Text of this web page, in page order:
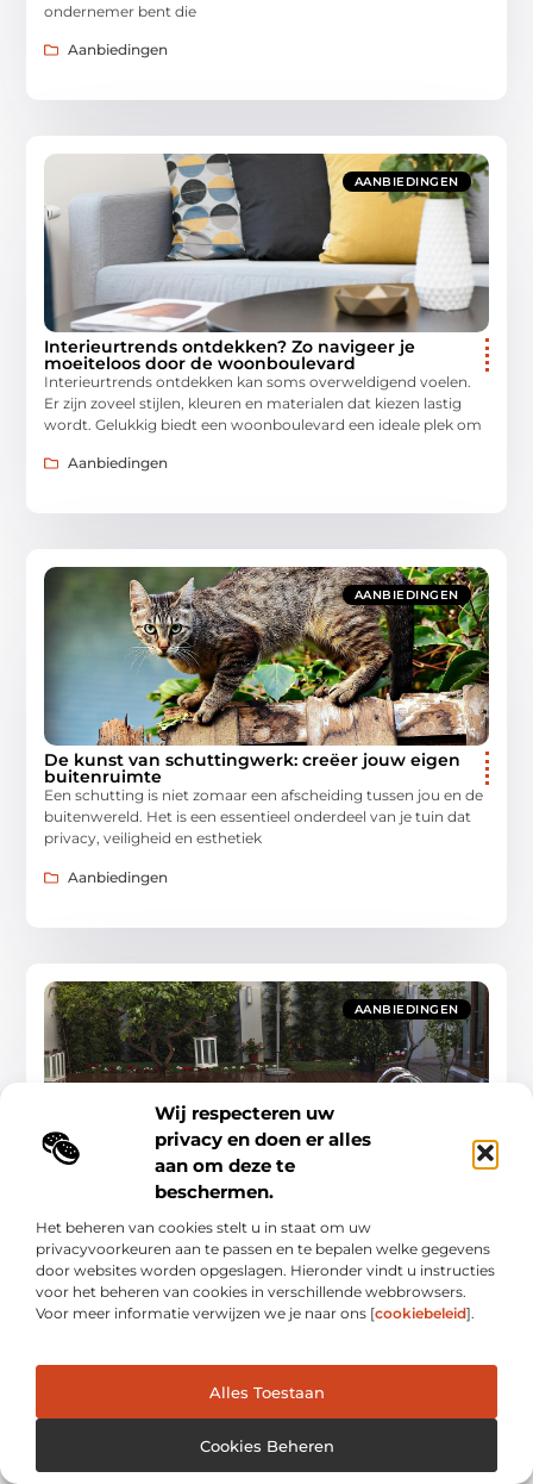
Wij respecteren uw
privacy en doen er alles
aan om deze te
beschermen.
Het beheren van cookies stelt u in staat om uw
privacyvoorkeuren aan te passen en te bepalen welke gegevens
door websites worden opgeslagen. Hieronder vindt u instructies
voor het beheren van cookies in verschillende webbrowsers.
Voor meer informatie verwijzen we je naar ons [cookiebeleid].
Alles Toestaan
Cookies Beheren
ondernemer bent die
Aanbiedingen
AANBIEDINGEN
Interieurtrends ontdekken? Zo navigeer je
moeiteloos door de woonboulevard
Interieurtrends ontdekken kan soms overweldigend voelen.
Er zijn zoveel stijlen, kleuren en materialen dat kiezen lastig
wordt. Gelukkig biedt een woonboulevard een ideale plek om
Aanbiedingen
AANBIEDINGEN
De kunst van schuttingwerk: creëer jouw eigen
buitenruimte
Een schutting is niet zomaar een afscheiding tussen jou en de
buitenwereld. Het is een essentieel onderdeel van je tuin dat
privacy, veiligheid en esthetiek
Aanbiedingen
AANBIEDINGEN
Het geheim achter een perfecte hoogwaterlijn
in zwembaden
dat de hoogwaterlijn een cruciale rol speelt in hoe jouw
zwembad eruitziet en
Aanbiedingen
AANBIEDINGEN